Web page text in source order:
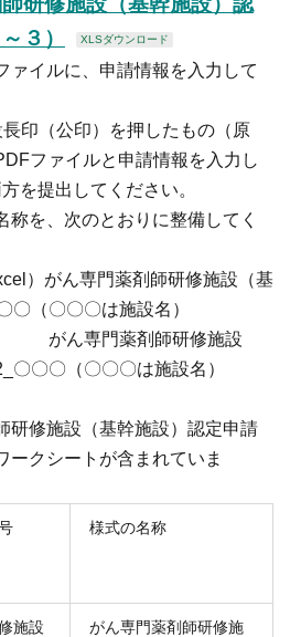
３）
XLSダウンロード
ァイルに、申請情報を入力して
長印（公印）を押したもの（原
ファイルと申請情報を入力し
を提出してください。
称を、次のとおりに整備してく
）がん専門薬剤師研修施設（基
〇（〇〇〇は施設名）
ん専門薬剤師研修施設
〇〇〇（〇〇〇は施設名）
修施設（基幹施設）認定申請
ークシートが含まれていま
様式の名称
施設
がん専門薬剤師研修施